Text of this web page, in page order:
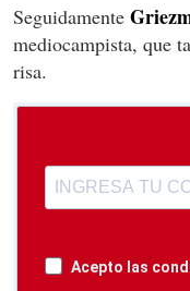
Seguidamente
mediocampista, que
risa.
Acepto las